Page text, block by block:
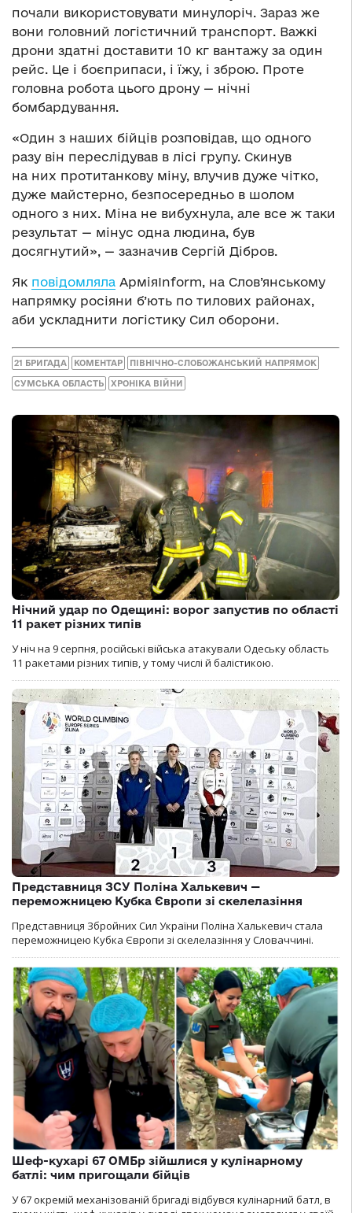
почали використовувати минулоріч. Зараз же
вони головний логістичний транспорт. Важкі
дрони здатні доставити 10 кг вантажу за один
рейс. Це і боєприпаси, і їжу, і зброю. Проте
головна робота цього дрону — нічні
бомбардування.
«Один з наших бійців розповідав, що одного
разу він переслідував в лісі групу. Скинув
на них протитанкову міну, влучив дуже чітко,
дуже майстерно, безпосередньо в шолом
одного з них. Міна не вибухнула, але все ж таки
результат — мінус одна людина, був
досягнутий», — зазначив Сергій Дібров.
Як повідомляла АрміяInform, на Слов’янському
напрямку росіяни б’ють по тилових районах,
аби ускладнити логістику Сил оборони.
21 БРИГАДА КОМЕНТАР ПІВНІЧНО-СЛОБОЖАНСЬКИЙ НАПРЯМОК
СУМСЬКА ОБЛАСТЬ ХРОНІКА ВІЙНИ
Нічний удар по Одещині: ворог запустив по області
11 ракет різних типів
У ніч на 9 серпня, російські війська атакували Одеську область
11 ракетами різних типів, у тому числі й балістикою.
Представниця ЗСУ Поліна Халькевич —
переможницею Кубка Європи зі скелелазіння
Представниця Збройних Сил України Поліна Халькевич стала
переможницею Кубка Європи зі скелелазіння у Словаччині.
Шеф-кухарі 67 ОМБр зійшлися у кулінарному
батлі: чим пригощали бійців
У 67 окремій механізованій бригаді відбувся кулінарний батл, в